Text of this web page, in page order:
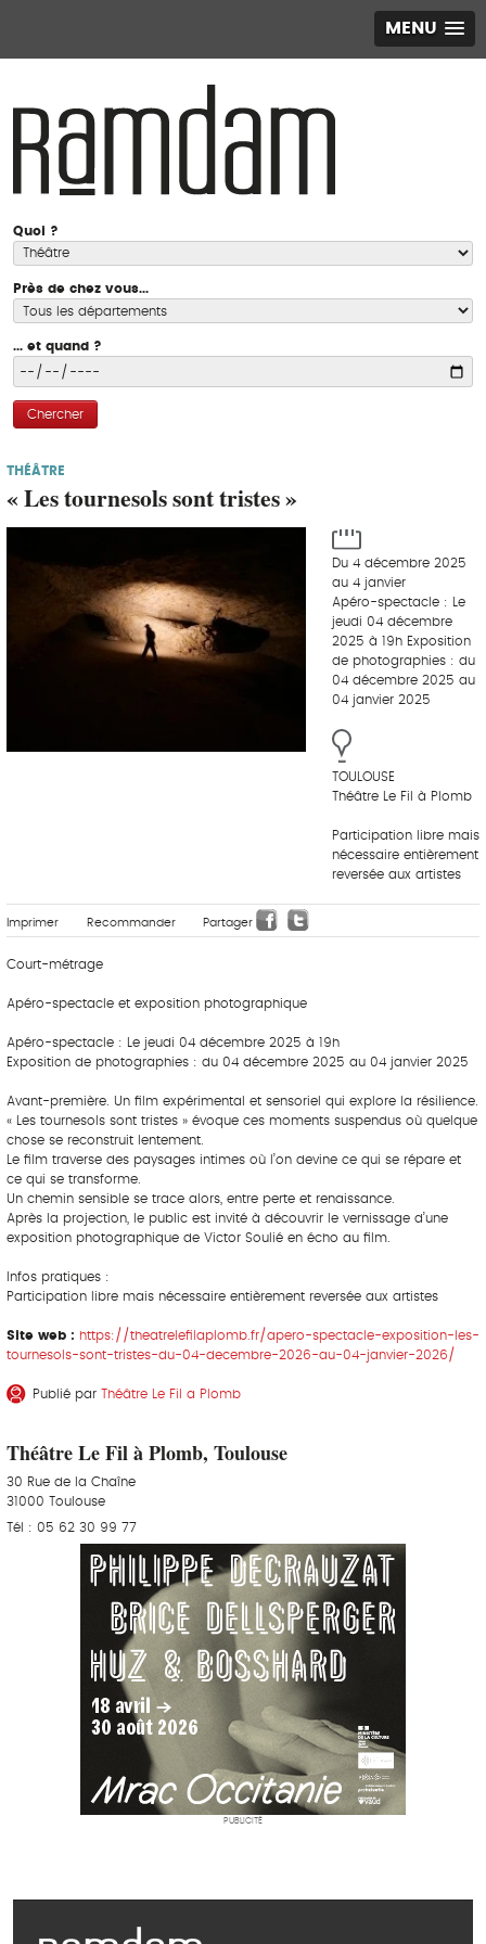
MENU
Quoi ?
Près de chez vous...
... et quand ?
Chercher
THÉÂTRE
« Les tournesols sont tristes »
Du 4 décembre 2025
au 4 janvier
Apéro-spectacle : Le
jeudi 04 décembre
2025 à 19h Exposition
de photographies : du
04 décembre 2025 au
04 janvier 2025
TOULOUSE
Théâtre Le Fil à Plomb
Participation libre mais
nécessaire entièrement
reversée aux artistes
Imprimer Recommander Partager
Court-métrage
Apéro-spectacle et exposition photographique
Apéro-spectacle : Le jeudi 04 décembre 2025 à 19h
Exposition de photographies : du 04 décembre 2025 au 04 janvier 2025
Avant-première. Un film expérimental et sensoriel qui explore la résilience.
« Les tournesols sont tristes » évoque ces moments suspendus où quelque
chose se reconstruit lentement.
Le film traverse des paysages intimes où l’on devine ce qui se répare et
ce qui se transforme.
Un chemin sensible se trace alors, entre perte et renaissance.
Après la projection, le public est invité à découvrir le vernissage d’une
exposition photographique de Victor Soulié en écho au film.
Infos pratiques :
Participation libre mais nécessaire entièrement reversée aux artistes
Site web : https://theatrelefilaplomb.fr/apero-spectacle-exposition-les-
tournesols-sont-tristes-du-04-decembre-2026-au-04-janvier-2026/
Publié par Théâtre Le Fil a Plomb
Théâtre Le Fil à Plomb, Toulouse
30 Rue de la Chaîne
31000 Toulouse
Tél : 05 62 30 99 77
PUBLICITÉ